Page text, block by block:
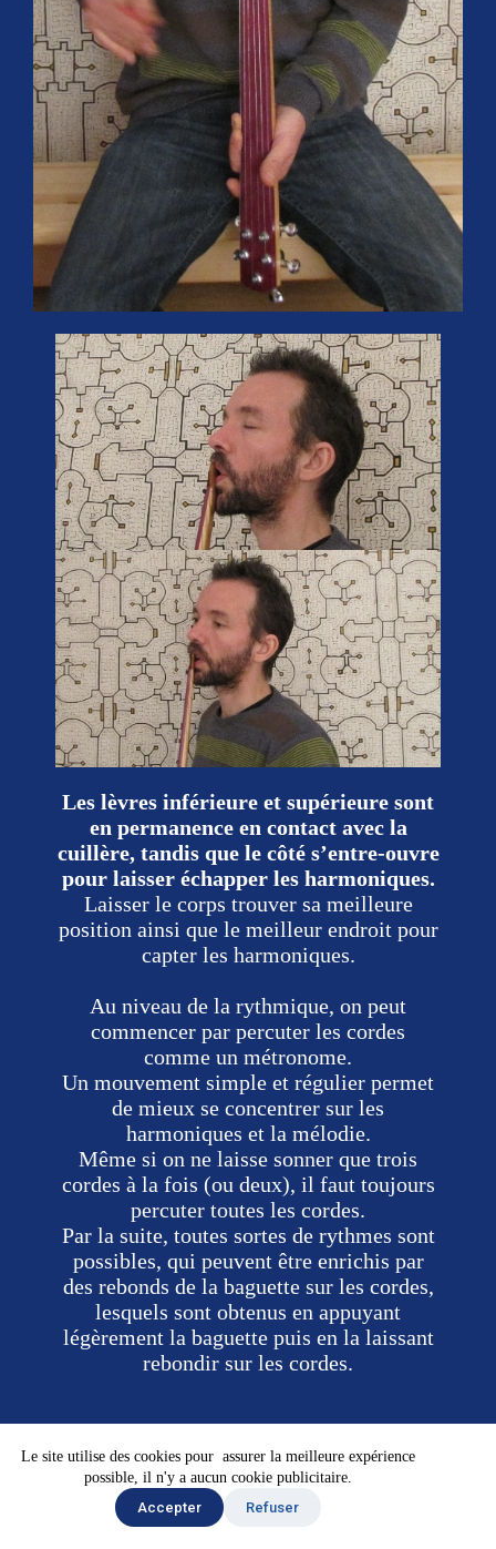
Le site utilise des cookies pour assurer la meilleure expérience
possible, il n'y a aucun cookie publicitaire.
Accepter
Refuser
Les lèvres inférieure et supérieure sont
en permanence en contact avec la
cuillère, tandis que le côté s’entre-ouvre
pour laisser échapper les harmoniques.
Laisser le corps trouver sa meilleure
position ainsi que le meilleur endroit pour
capter les harmoniques.
Au niveau de la rythmique, on peut
commencer par percuter les cordes
comme un métronome.
Un mouvement simple et régulier permet
de mieux se concentrer sur les
harmoniques et la mélodie.
Même si on ne laisse sonner que trois
cordes à la fois (ou deux), il faut toujours
percuter toutes les cordes.
Par la suite, toutes sortes de rythmes sont
possibles, qui peuvent être enrichis par
des rebonds de la baguette sur les cordes,
lesquels sont obtenus en appuyant
légèrement la baguette puis en la laissant
rebondir sur les cordes.